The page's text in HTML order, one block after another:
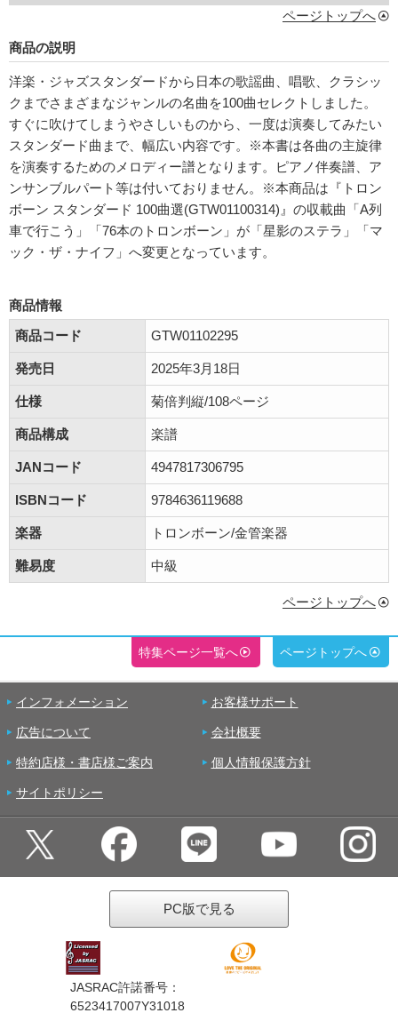
ページトップへ
商品の説明
洋楽・ジャズスタンダードから日本の歌謡曲、唱歌、クラシッ
クまでさまざまなジャンルの名曲を100曲セレクトしました。
すぐに吹けてしまうやさしいものから、一度は演奏してみたい
スタンダード曲まで、幅広い内容です。※本書は各曲の主旋律
を演奏するためのメロディー譜となります。ピアノ伴奏譜、ア
ンサンブルパート等は付いておりません。※本商品は『トロン
ボーン スタンダード 100曲選(GTW01100314)』の収載曲「A列
車で行こう」「76本のトロンボーン」が「星影のステラ」「マ
ック・ザ・ナイフ」へ変更となっています。
商品情報
商品コード
GTW01102295
発売日 2025年3月18日
仕様 菊倍判縦/108ページ
商品構成 楽譜
JANコード 4947817306795
ISBNコード 9784636119688
楽器 トロンボーン/金管楽器
難易度 中級
ページトップへ
特集ページ一覧へ ページトップへ
インフォメーション お客様サポート
広告について 会社概要
特約店様・書店様ご案内 個人情報保護方針
サイトポリシー
PC版で見る
JASRAC許諾番号：
6523417007Y31018